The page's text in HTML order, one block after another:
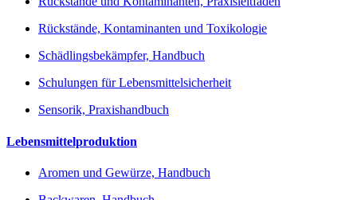
Rückstände, Kontaminanten und Toxikologie
Schädlingsbekämpfer, Handbuch
Schulungen für Lebensmittelsicherheit
Sensorik, Praxishandbuch
Lebensmittelproduktion
Aromen und Gewürze, Handbuch